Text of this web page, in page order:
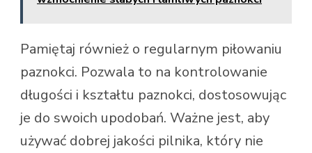
Pamiętaj również o regularnym piłowaniu
paznokci. Pozwala to na kontrolowanie
długości i kształtu paznokci, dostosowując
je do swoich upodobań. Ważne jest, aby
używać dobrej jakości pilnika, który nie